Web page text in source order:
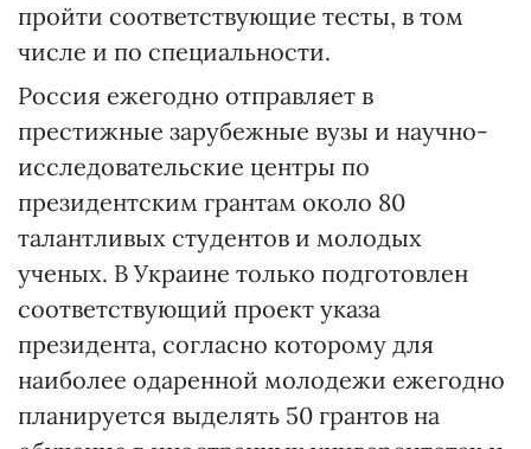
пройти соответствующие тесты, в том
числе и по специальности.
Россия ежегодно отправляет в
престижные зарубежные вузы и научно-
исследовательские центры по
президентским грантам около 80
талантливых студентов и молодых
ученых. В Украине только подготовлен
соответствующий проект указа
президента, согласно которому для
наиболее одаренной молодежи ежегодно
планируется выделять 50 грантов на